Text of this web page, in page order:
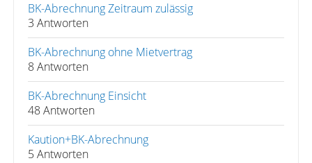
BK-Abrechnung Zeitraum zulässig
3 Antworten
BK-Abrechnung ohne Mietvertrag
8 Antworten
BK-Abrechnung Einsicht
48 Antworten
Kaution+BK-Abrechnung
5 Antworten